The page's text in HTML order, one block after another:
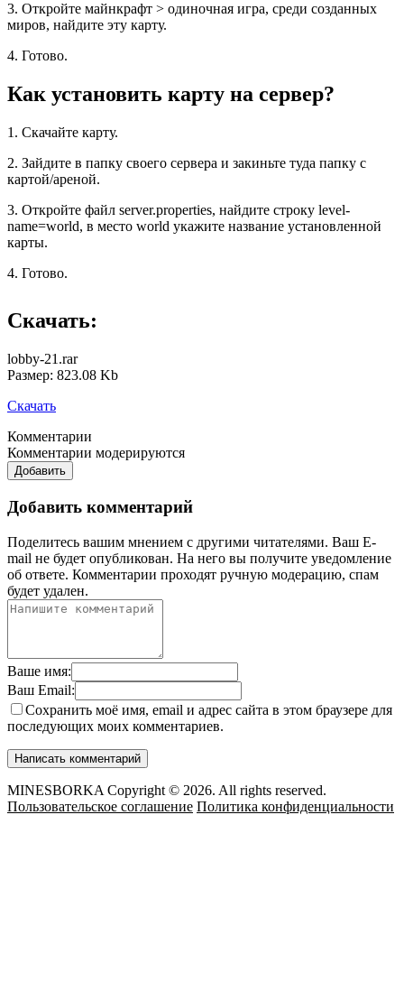
3. Откройте майнкрафт > одиночная игра, среди созданных
миров, найдите эту карту.
4. Готово.
Как установить карту на сервер?
1. Скачайте карту.
2. Зайдите в папку своего сервера и закиньте туда папку с
картой/ареной.
3. Откройте файл server.properties, найдите строку level-
name=world, в место world укажите название установленной
карты.
4. Готово.
Скачать:
lobby-21.rar
Размер: 823.08 Kb
Скачать
Комментарии
Комментарии модерируются
Добавить
Добавить комментарий
Поделитесь вашим мнением с другими читателями. Ваш E-
mail не будет опубликован. На него вы получите уведомление
об ответе. Комментарии проходят ручную модерацию, спам
будет удален.
Ваше имя:
Ваш Email:
Сохранить моё имя, email и адрес сайта в этом браузере для
последующих моих комментариев.
MINESBORKA Copyright © 2026. All rights reserved.
Пользовательское соглашение Политика конфиденциальности